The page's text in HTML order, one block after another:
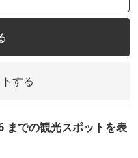
する
までの観光スポットを表